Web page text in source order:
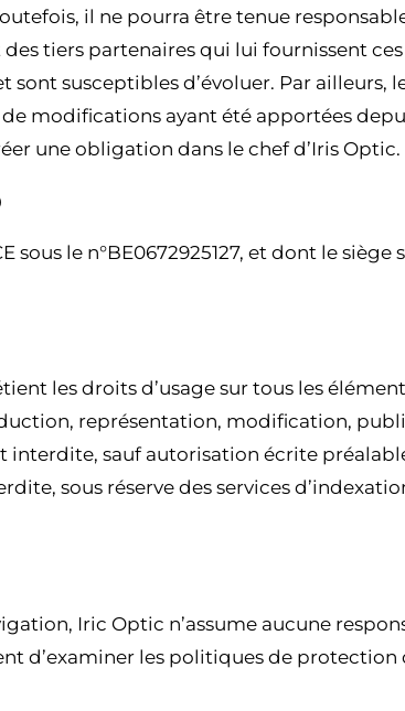
il ne pourra être tenue
tiers partenaires qui lui fournissent
susceptibles d’évoluer. Par ailleurs,
modifications ayant été apportées
une obligation dans le chef d’Iris Optic.
le n°BE0672925127, et dont le
les droits d’usage sur tous les
représentation, modification,
sauf autorisation écrite
sous réserve des services
Iric Optic n’assume aucune
d’examiner les politiques de protection